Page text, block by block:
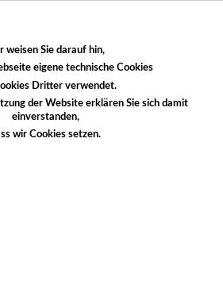
weisen Sie darauf hin,
eigene technische Cookies
Dritter verwendet.
der Website erklären Sie sich damit
einverstanden,
wir Cookies setzen.